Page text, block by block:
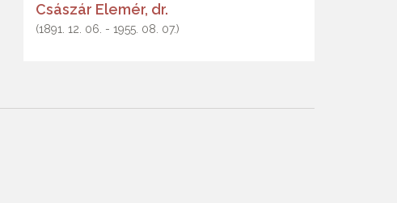
Császár Elemér, dr.
(1891. 12. 06. - 1955. 08. 07.)